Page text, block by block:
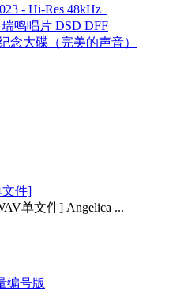
- Hi-Res 48kHz_
鸣唱片 DSD DFF
念大碟（完美的声音）
文件]
单文件] Angelica ...
编号版